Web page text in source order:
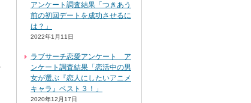
アンケート調査結果「つきあう
前の初回デートを成功させるに
は？」
2022年1月11日
ラブサーチ恋愛アンケート ア
ンケート調査結果「恋活中の男
女が選ぶ『恋人にしたいアニメ
キャラ』ベスト３！」
2020年12月17日